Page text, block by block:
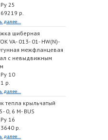
25
р.
далее...
шиберная
VA- 013- 01- HW(N)-
межфланцевая
с невыдвижным
10
р.
далее...
тепла крыльчатый
0, 6 M- BUS
16
р.
далее...